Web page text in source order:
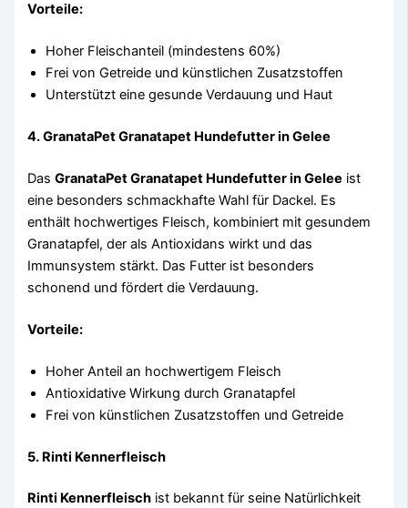
Vorteile:
Hoher Fleischanteil (mindestens 60%)
Frei von Getreide und künstlichen Zusatzstoffen
Unterstützt eine gesunde Verdauung und Haut
4.GranataPet Granatapet Hundefutter in Gelee
DasGranataPet Granatapet Hundefutter in Gelee ist
eine besonders schmackhafte Wahl für Dackel. Es
enthält hochwertiges Fleisch, kombiniert mit gesundem
Granatapfel, der als Antioxidans wirkt und das
Immunsystem stärkt. Das Futter ist besonders
schonend und fördert die Verdauung.
Vorteile:
Hoher Anteil an hochwertigem Fleisch
Antioxidative Wirkung durch Granatapfel
Frei von künstlichen Zusatzstoffen und Getreide
5. Rinti Kennerfleisch
Rinti Kennerfleisch ist bekannt für seine Natürlichkeit